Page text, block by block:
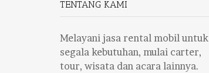
TENTANG KAMI
Melayani jasa rental mobil untuk
segala kebutuhan, mulai carter,
tour, wisata dan acara lainnya.